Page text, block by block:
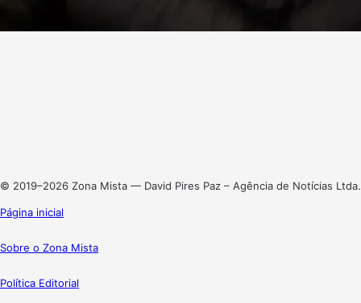
© 2019–2026 Zona Mista — David Pires Paz – Agência de Notícias Ltda.
Página inicial
Sobre o Zona Mista
Política Editorial